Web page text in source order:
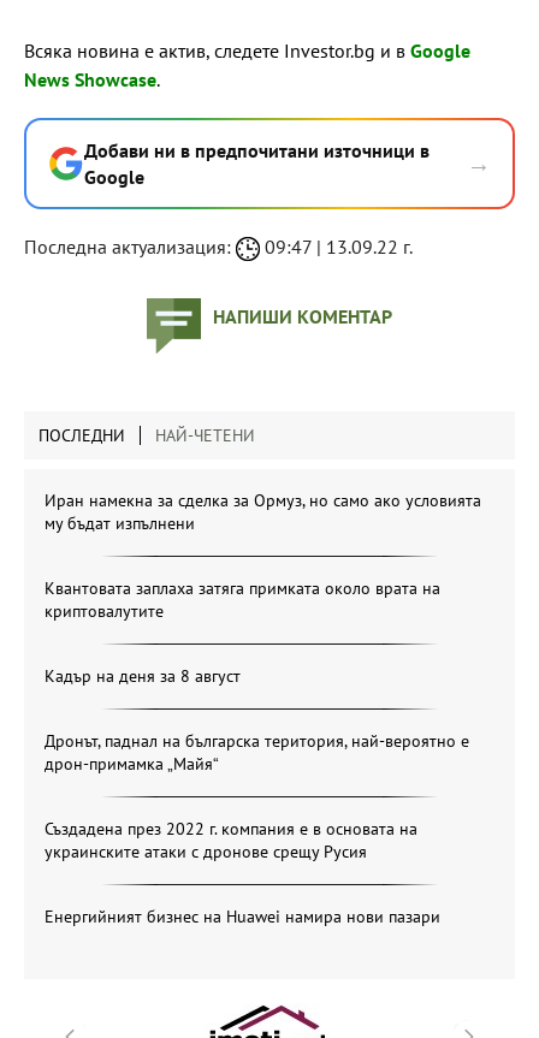
Всяка новина е актив, следете Investor.bg и в Google
News Showcase.
Добави ни в предпочитани източници в
Google
→
Последна актуализация: 09:47 | 13.09.22 г.
НАПИШИ КОМЕНТАР
ПОСЛЕДНИ НАЙ-ЧЕТЕНИ
Иран намекна за сделка за Ормуз, но само ако условията
му бъдат изпълнени
Квантовата заплаха затяга примката около врата на
криптовалутите
Кадър на деня за 8 август
Дронът, паднал на българска територия, най-вероятно е
дрон-примамка „Майя“
Създадена през 2022 г. компания е в основата на
украинските атаки с дронове срещу Русия
Енергийният бизнес на Huawei намира нови пазари